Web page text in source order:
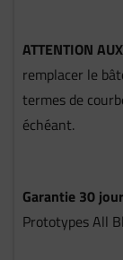
ATTENTION
remplacer le
termes de
échéant.
Garantie 30
Prototypes All